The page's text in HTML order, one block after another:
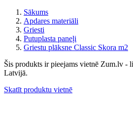
Sākums
Apdares materiāli
Griesti
Putuplasta paneļi
Griestu plāksne Classic Skora m2
Šis produkts ir pieejams vietnē Zum.lv -
Latvijā.
Skatīt produktu vietnē